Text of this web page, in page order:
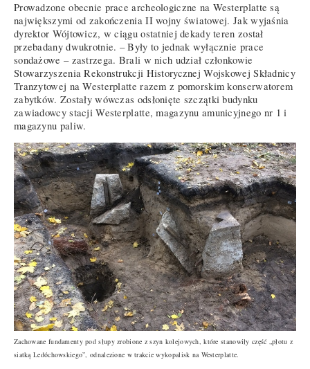
Prowadzone obecnie prace archeologiczne na Westerplatte są
największymi od zakończenia II wojny światowej. Jak wyjaśnia
dyrektor Wójtowicz, w ciągu ostatniej dekady teren został
przebadany dwukrotnie. – Były to jednak wyłącznie prace
sondażowe – zastrzega. Brali w nich udział członkowie
Stowarzyszenia Rekonstrukcji Historycznej Wojskowej Składnicy
Tranzytowej na Westerplatte razem z pomorskim konserwatorem
zabytków. Zostały wówczas odsłonięte szczątki budynku
zawiadowcy stacji Westerplatte, magazynu amunicyjnego nr 1 i
magazynu paliw.
Zachowane fundamenty pod słupy zrobione z szyn kolejowych, które stanowiły część „płotu z
siatką Ledóchowskiego”, odnalezione w trakcie wykopalisk na Westerplatte.